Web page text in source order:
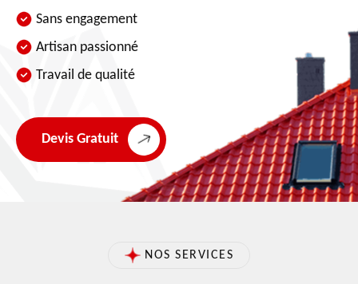
Sans engagement
Artisan passionné
Travail de qualité
Devis Gratuit
NOS SERVICES